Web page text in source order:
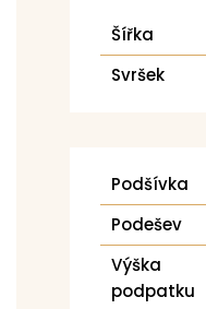
Šířka
Svršek
Podšívka
Podešev
Výška
podpatku